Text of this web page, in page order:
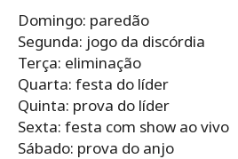
Domingo: paredão
Segunda: jogo da discórdia
Terça: eliminação
Quarta: festa do líder
Quinta: prova do líder
Sexta: festa com show ao vivo
Sábado: prova do anjo